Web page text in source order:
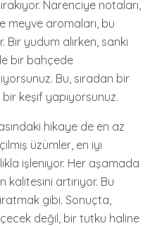
Narenciye notaları,
meyve aromaları, bu
yudum alırken, sanki
bir bahçede
Bu, sıradan bir
keşif yapıyorsunuz.
hikaye de en az
üzümler, en iyi
işleniyor. Her aşamada
kalitesini artırıyor. Bu
gibi. Sonuçta,
değil, bir tutku haline